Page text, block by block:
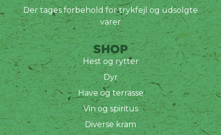
Der tages forbehold for trykfejl og udsolgte
varer
SHOP
Hest og rytter
Dyr
Have og terrasse
Vin og spiritus
Diverse kram